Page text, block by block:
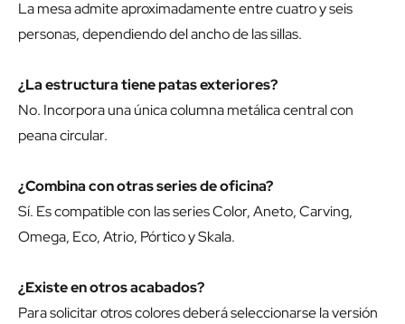
La mesa admite aproximadamente entre cuatro y seis
personas, dependiendo del ancho de las sillas.
¿La estructura tiene patas exteriores?
No. Incorpora una única columna metálica central con
peana circular.
¿Combina con otras series de oficina?
Sí. Es compatible con las series Color, Aneto, Carving,
Omega, Eco, Atrio, Pórtico y Skala.
¿Existe en otros acabados?
Para solicitar otros colores deberá seleccionarse la versión